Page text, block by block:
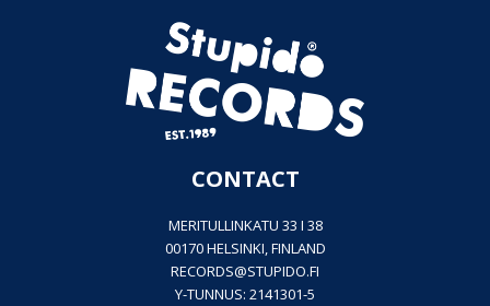
CONTACT
MERITULLINKATU 33 I 38
00170 HELSINKI, FINLAND
RECORDS@STUPIDO.FI
Y-TUNNUS: 2141301-5